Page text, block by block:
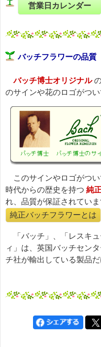
営業日カレンダー
バッチフラワーの品質
バッチ博士オリジナル
のサインや花のロゴがつい
このサインやロゴがつ
時代からの歴史を持つ 純
れ、品質が保証されてい
純正バッチフラワーとは
「バッチ」、「レスキ
ィ」は、英国バッチセン
チ社が輸出している製品